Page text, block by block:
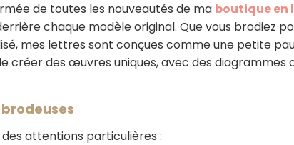
de toutes les nouveautés de ma boutique en
chaque modèle original. Que vous brodiez
mes lettres sont conçues comme une petite
des œuvres uniques, avec des diagrammes
attentions particulières :